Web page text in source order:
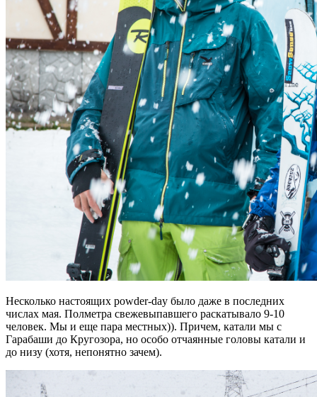
Несколько настоящих powder-day было даже в последних
числах мая. Полметра свежевыпавшего раскатывало 9-10
человек. Мы и еще пара местных)). Причем, катали мы с
Гарабаши до Кругозора, но особо отчаянные головы катали и
до низу (хотя, непонятно зачем).